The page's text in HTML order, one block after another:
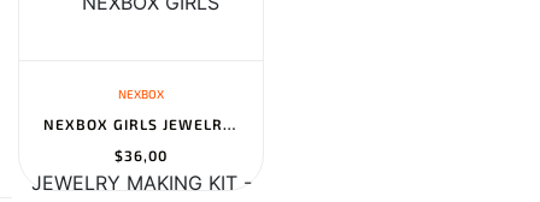
NEXBOX
NEXBOX GIRLS JEWELRY MAKING KIT - POP BEADS TOY SET FOR TODDLERS,...
$36,00